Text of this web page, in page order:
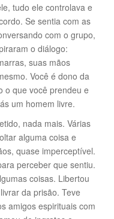
tudo ele controlava e
Se sentia com as
com o grupo,
o diálogo:
suas mãos
Você é dono da
o que você prendeu e
um homem livre.
nada mais. Várias
alguma coisa e
quase imperceptível.
perceber que sentiu.
coisas. Libertou
da prisão. Teve
amigos espirituais com